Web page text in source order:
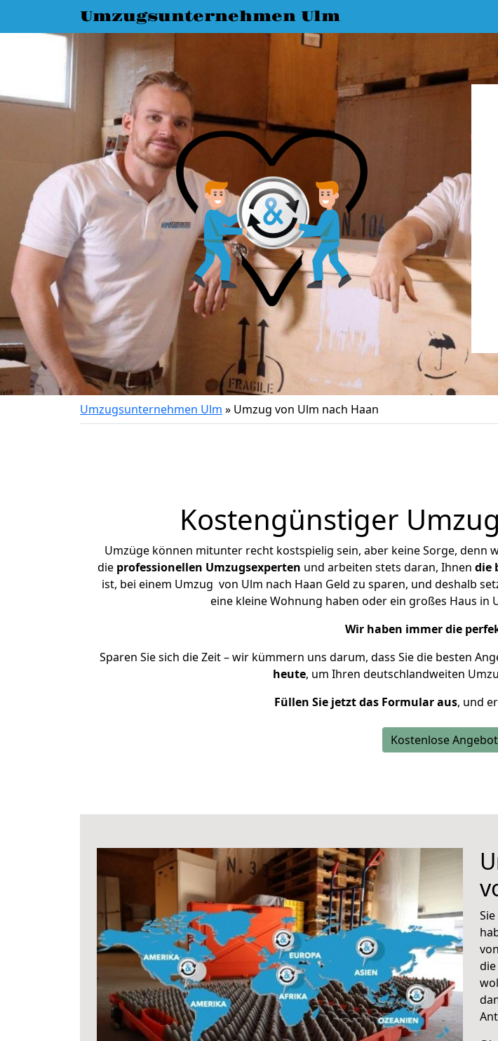
Umzugsunternehmen Ulm
Umzugsunternehmen Ulm » Umzug von Ulm nach Haan
Kostengünstiger
Umzüge können mitunter recht kostspielig sein, aber keine Sorge, denn
die professionellen Umzugsexperten und arbeiten stets daran, Ihnen die
ist, bei einem Umzug von Ulm nach Haan Geld zu sparen, und deshalb
eine kleine Wohnung haben oder ein großes Haus in
Wir haben immer die
Sparen Sie sich die Zeit – wir kümmern uns darum, dass Sie die besten
heute, um Ihren deutschlandweiten
Füllen Sie jetzt das Formular aus, und
Kostenlose